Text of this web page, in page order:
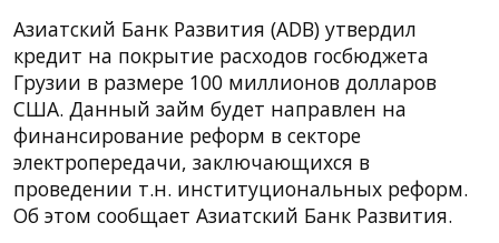
Азиатский Банк Развития (ADB) утвердил
кредит на покрытие расходов госбюджета
Грузии в размере 100 миллионов долларов
США. Данный займ будет направлен на
финансирование реформ в секторе
электропередачи, заключающихся в
проведении т.н. институциональных реформ.
Об этом сообщает Азиатский Банк Развития.